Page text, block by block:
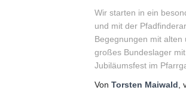
Wir starten in ein
und mit der
Begegnungen mit
großes Bundeslager
Jubiläumsfest im
Von Torsten Maiwald ,